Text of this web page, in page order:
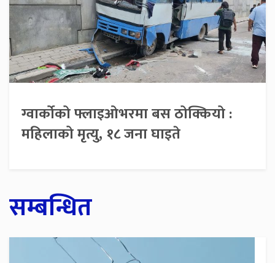
ग्वार्कोको फ्लाइओभरमा बस ठोक्कियो :
महिलाको मृत्यु, १८ जना घाइते
सम्बन्धित